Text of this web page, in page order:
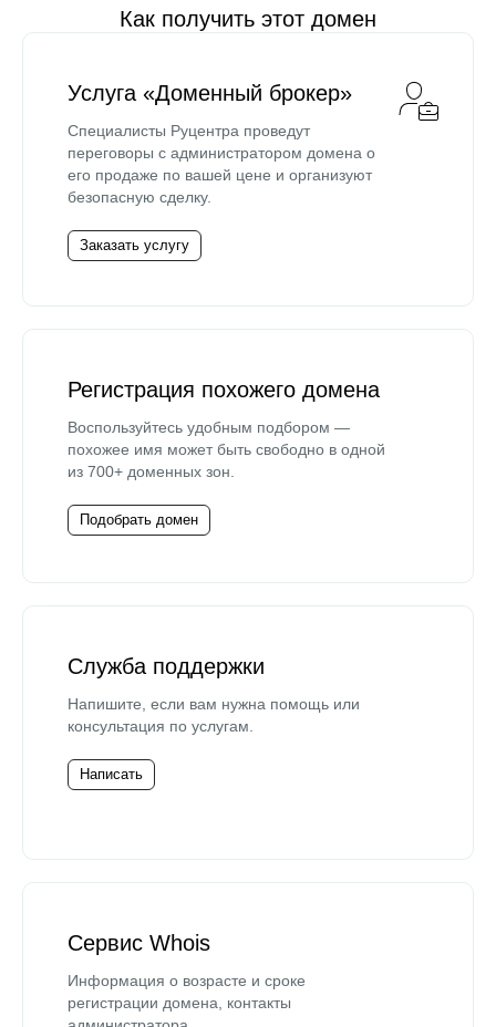
Как получить этот домен
Услуга «Доменный брокер»
Специалисты Руцентра проведут
переговоры с администратором домена о
его продаже по вашей цене и организуют
безопасную сделку.
Заказать услугу
Регистрация похожего домена
Воспользуйтесь удобным подбором —
похожее имя может быть свободно в одной
из 700+ доменных зон.
Подобрать домен
Служба поддержки
Напишите, если вам нужна помощь или
консультация по услугам.
Написать
Сервис Whois
Информация о возрасте и сроке
регистрации домена, контакты